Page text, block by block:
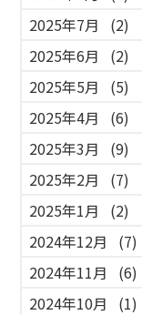
2025年7月
(2)
2025年6月
(2)
2025年5月
(5)
2025年4月
(6)
2025年3月
(9)
2025年2月
(7)
2025年1月
(2)
2024年12月
(7)
2024年11月
(6)
2024年10月
(1)